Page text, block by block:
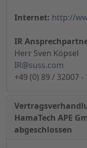
Internet: http://
IR
Herr Sven Köpsel
IR@suss.com
+49 (0) 89 / 32007 -
HamaTech APE
abgeschlossen